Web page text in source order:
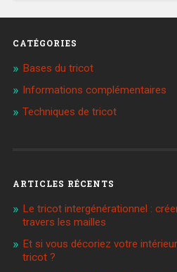
CATÉGORIES
Bases du tricot
Informations complémentaires
Techniques de tricot
ARTICLES RÉCENTS
Le tricot intergénérationnel :
travers les mailles
Et si vous décoriez votre
tricot ?